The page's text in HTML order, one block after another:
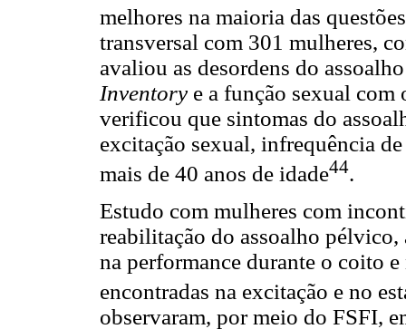
melhores na maioria das
transversal com 301 mulheres,
avaliou as desordens do
Inventory e a função sexual com
verificou que sintomas do
excitação sexual, infrequência
mais de 40 anos de idade44.
Estudo com mulheres com
reabilitação do assoalho pélvico,
na performance durante o coito
encontradas na excitação e no
observaram, por meio do FSFI,